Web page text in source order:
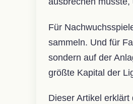
Für
sammeln. Und für
sondern auf der
größte Kapital der
Dieser Artikel